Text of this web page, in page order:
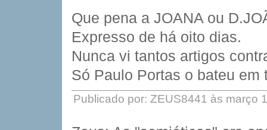
Que pena a JOANA ou
Expresso de há oito dias.
Nunca vi tantos artigos
Só Paulo Portas o bateu em
Publicado por: ZEUS8441 às março